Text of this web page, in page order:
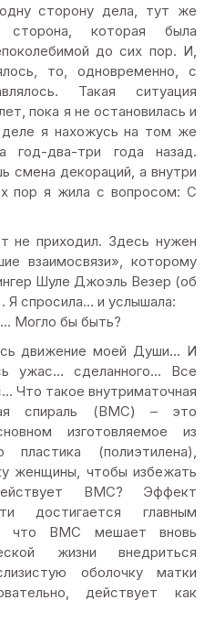
сторону дела, тут же
которая была
до сих пор. И,
то, одновременно, с
Такая ситуация
пока я не остановилась и
я нахожусь на том же
два-три года назад.
смена декораций, а внутри
пор я жила с вопросом: С
не приходил. Здесь нужен
взаимосвязи», которому
Шуле Джоэль Везер (об
Я спросила… и услышала:
Могло бы быть?
движение моей Души… И
ужас… сделанного… Все
Что такое внутриматочная
спираль (ВМС) – это
изготовляемое из
пластика (полиэтилена),
женщины, чтобы избежать
ВМС? Эффект
достигается главным
что ВМС мешает вновь
жизни внедриться
оболочку матки
действует как